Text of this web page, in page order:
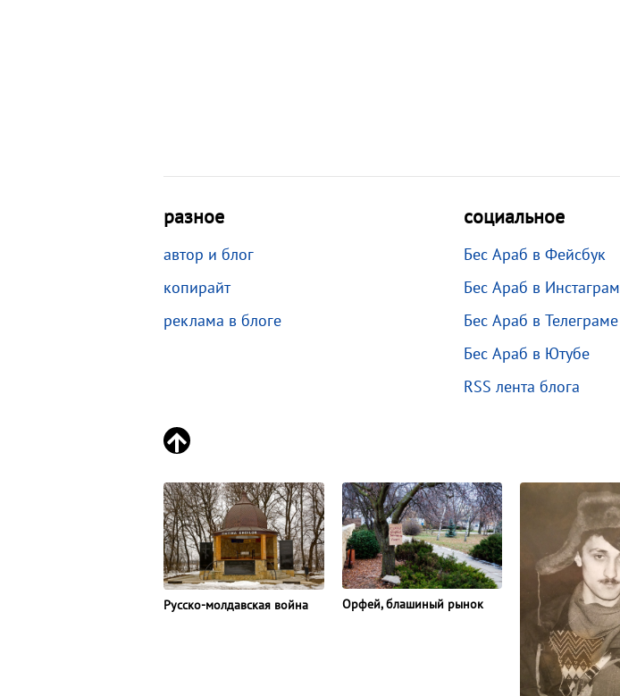
разное
автор и блог
копирайт
реклама в блоге
социальное
Бес Араб в Фейсбук
Бес Араб в Инстаграм
Бес Араб в Телеграме
Бес Араб в Ютубе
RSS лента блога
Русско-молдавская война Орфей, блашиный рынок